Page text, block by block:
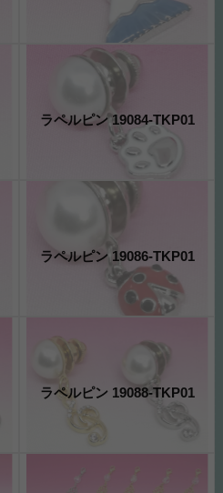
ラペルピン 19084-TKP01
ラペルピン 19086-TKP01
ラペルピン 19088-TKP01